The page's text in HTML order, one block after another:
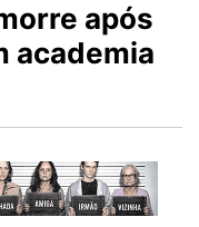
após
academia